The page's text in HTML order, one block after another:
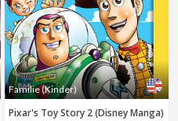
Albanisch
Katalanisch
Englisch
Bahasa Indonesia
Deutsch
FERTIG löschen
Familie (Kinder)
Pixar's Toy Story 2 (Disney Manga)